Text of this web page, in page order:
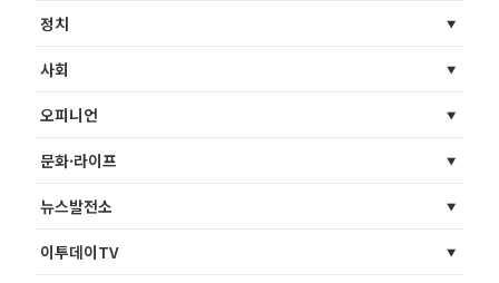
정치
사회
오피니언
문화·라이프
뉴스발전소
이투데이TV